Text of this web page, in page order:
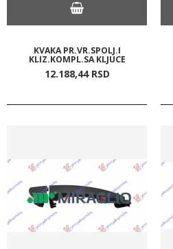
KVAKA PR.VR.SPOLJ.I
KLIZ.KOMPL.SA KLJUCE
12.188,44 RSD